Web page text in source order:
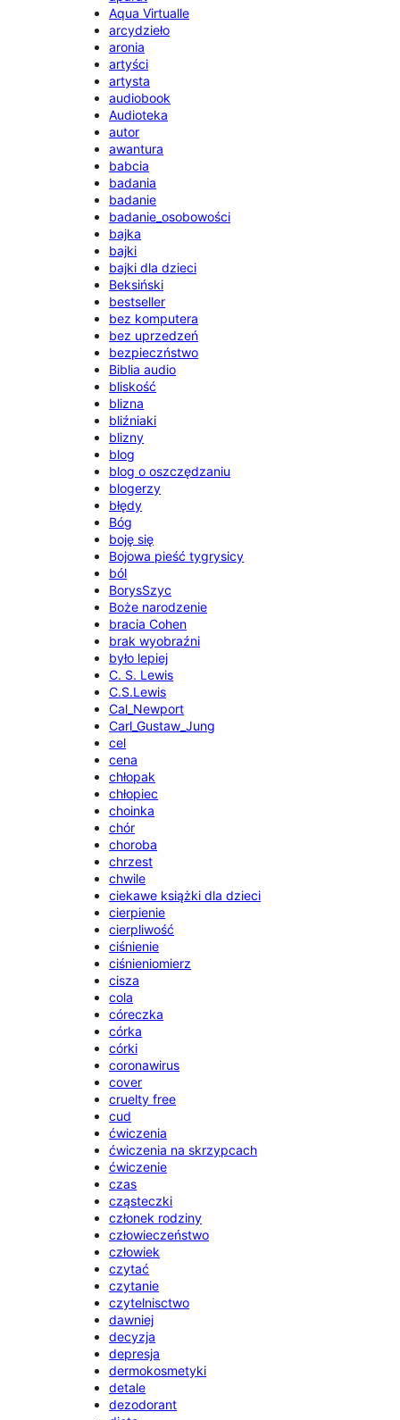
Aqua Virtualle
arcydzieło
aronia
artyści
artysta
audiobook
Audioteka
autor
awantura
babcia
badania
badanie
badanie_osobowości
bajka
bajki
bajki dla dzieci
Beksiński
bestseller
bez komputera
bez uprzedzeń
bezpieczństwo
Biblia audio
bliskość
blizna
bliźniaki
blizny
blog
blog o oszczędzaniu
blogerzy
błędy
Bóg
boję się
Bojowa pieść tygrysicy
ból
BorysSzyc
Boże narodzenie
bracia Cohen
brak wyobraźni
było lepiej
C. S. Lewis
C.S.Lewis
Cal_Newport
Carl_Gustaw_Jung
cel
cena
chłopak
chłopiec
choinka
chór
choroba
chrzest
chwile
ciekawe książki dla dzieci
cierpienie
cierpliwość
ciśnienie
ciśnieniomierz
cisza
cola
córeczka
córka
córki
coronawirus
cover
cruelty free
cud
ćwiczenia
ćwiczenia na skrzypcach
ćwiczenie
czas
cząsteczki
członek rodziny
człowieczeństwo
człowiek
czytać
czytanie
czytelnisctwo
dawniej
decyzja
depresja
dermokosmetyki
detale
dezodorant